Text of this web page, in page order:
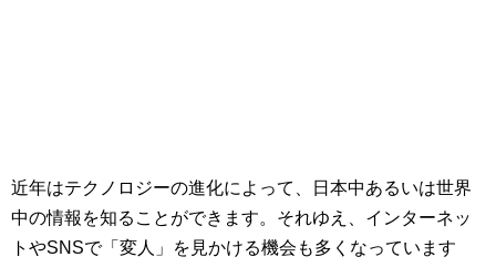
近年はテクノロジーの進化によって、日本中あるいは世界
中の情報を知ることができます。それゆえ、インターネッ
トやSNSで「変人」を見かける機会も多くなっています